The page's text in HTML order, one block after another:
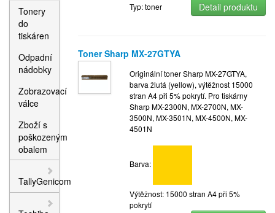
Tonery
do
tiskáren
Odpadní
nádobky
Zobrazovací
válce
Zboží s
poškozeným
obalem
TallyGenicom
Typ: toner
Detail produktu
Toner Sharp MX-27GTYA
Originální toner Sharp MX-27GTYA,
barva žlutá (yellow), výtěžnost 15000
stran A4 při 5% pokrytí. Pro tiskárny
Sharp MX-2300N, MX-2700N, MX-
3500N, MX-3501N, MX-4500N, MX-
4501N
Barva:
Výtěžnost: 15000 stran A4 při 5%
pokrytí